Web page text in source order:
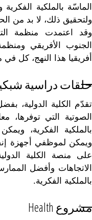
الماسّة بالملكية
ولتحقيق ذلك، لا بد من
وقد اعتمدت منظمة
الجنوب الأفريقي
أفريقيا هذا النهج، كل في
حلقات دراسية
تقدّم الكلية الدولية،
الصوتية التي
بالملكية الفكرية،
ويمكن لموظفي أجهزة
على منصة الكلية
الاتجاهات وأفضل
بالملكية الفكرية.
مشروع Health